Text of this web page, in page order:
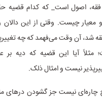
اصول است_ که کدام قضیه
معیار چیست. وقتی از این دالان
شد، آن وقت می‌فهمد که چه
مثلاً آیا این قضیه که دیه بر
نیست و امثال ذلک.
چاره‌ای نیست جز گشودن درهای